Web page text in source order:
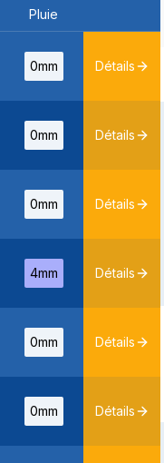
Pluie
0mm Détails
0mm Détails
0mm Détails
4mm Détails
0mm Détails
0mm Détails